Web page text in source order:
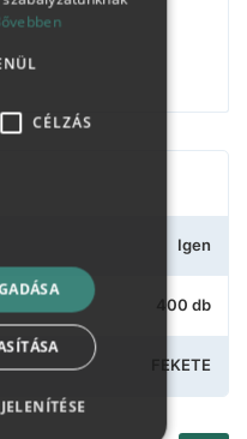
Igen
400 db
FEKETE
CÉLZÁS